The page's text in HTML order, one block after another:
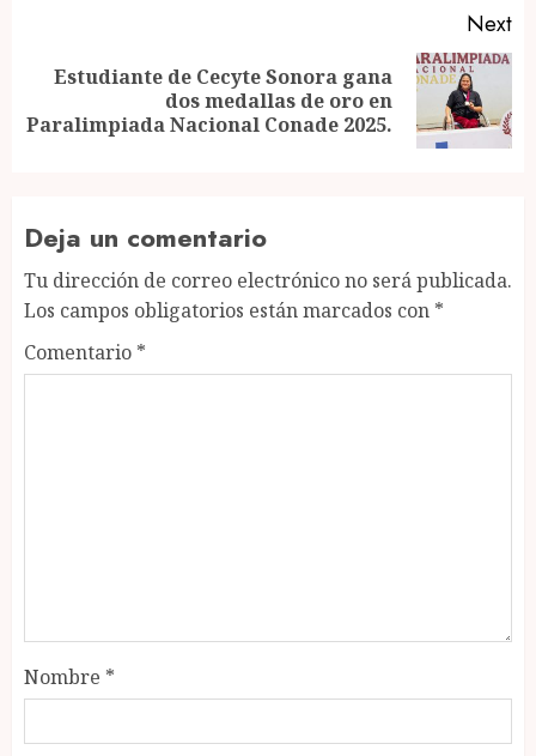
Next
Next
post:
Estudiante de Cecyte Sonora gana
dos medallas de oro en
Paralimpiada Nacional Conade 2025.
Deja un comentario
Tu dirección de correo electrónico no será publicada.
Los campos obligatorios están marcados con *
Comentario *
Nombre *